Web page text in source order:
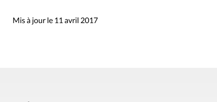
Mis à jour le 11 avril 2017